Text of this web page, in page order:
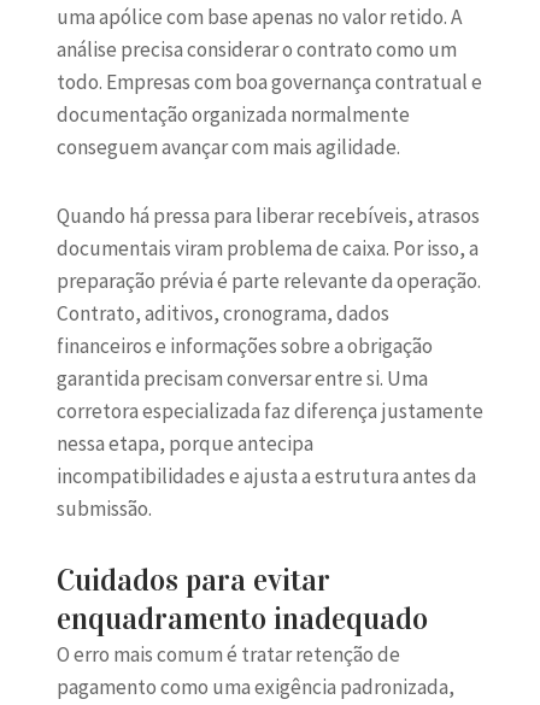
uma apólice com base apenas no valor retido. A
análise precisa considerar o contrato como um
todo. Empresas com boa governança contratual e
documentação organizada normalmente
conseguem avançar com mais agilidade.
Quando há pressa para liberar recebíveis, atrasos
documentais viram problema de caixa. Por isso, a
preparação prévia é parte relevante da operação.
Contrato, aditivos, cronograma, dados
financeiros e informações sobre a obrigação
garantida precisam conversar entre si. Uma
corretora especializada faz diferença justamente
nessa etapa, porque antecipa
incompatibilidades e ajusta a estrutura antes da
submissão.
Cuidados para evitar
enquadramento inadequado
O erro mais comum é tratar retenção de
pagamento como uma exigência padronizada,